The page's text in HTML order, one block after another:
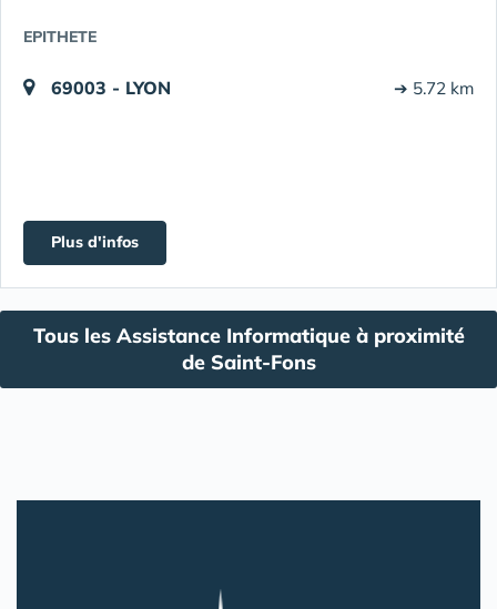
EPITHETE
69003 - LYON ➔ 5.72 km
Plus d'infos
Tous les Assistance Informatique à proximité
de Saint-Fons